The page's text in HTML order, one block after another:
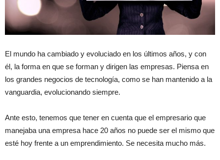
El mundo ha cambiado y evoluciado en los últimos años, y con
él, la forma en que se forman y dirigen las empresas. Piensa en
los grandes negocios de tecnología, como se han mantenido a la
vanguardia, evolucionando siempre.
Ante esto, tenemos que tener en cuenta que el empresario que
manejaba una empresa hace 20 años no puede ser el mismo que
esté hoy frente a un emprendimiento. Se necesita mucho más.